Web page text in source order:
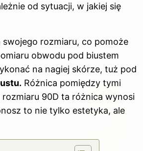
od sytuacji, w jakiej się
rozmiaru, co pomoże
obwodu pod biustem
na nagiej skórze, tuż pod
Różnica pomiędzy tymi
90D ta różnica wynosi
to nie tylko estetyka, ale